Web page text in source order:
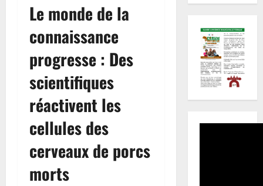
Le monde de la
connaissance
progresse : Des
scientifiques
réactivent les
cellules des
cerveaux de porcs
morts